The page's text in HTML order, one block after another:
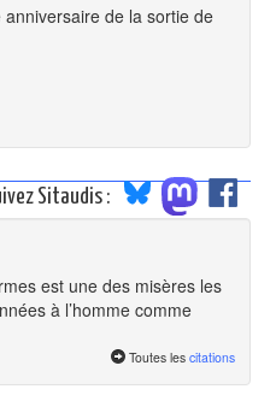
de la sortie de
Sitaudis :
est une des misères les
à l’homme comme
Toutes les citations